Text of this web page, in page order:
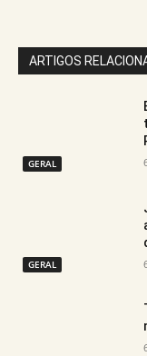
ARTIGOS
GERAL
GERAL